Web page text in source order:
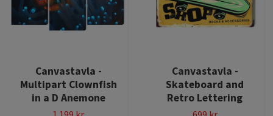
Canvastavla -
Multipart Clownfish
in a D Anemone
Canvastavla -
Skateboard and
Retro Lettering